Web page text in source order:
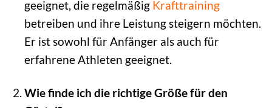
geeignet, die regelmäßig Krafttraining
betreiben und ihre Leistung steigern möchten.
Er ist sowohl für Anfänger als auch für
erfahrene Athleten geeignet.
Wie finde ich die richtige Größe für den